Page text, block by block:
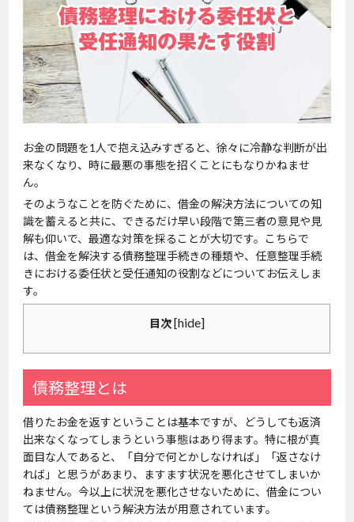
お金の問題を1人で抱え込みすぎると、徐々に冷静な判断が出
来なくなり、時に最悪の事態を招くことにもなりかねませ
ん。
そのようなことを防ぐために、借金の解決方法についての知
識を蓄えると共に、できるだけ早い段階で第三者の意見や見
解も仰いで、最適な対策を採ることが大切です。こちらで
は、借金を解決する債務整理手続きの種類や、任意整理手続
きにおける委任状と受任通知の役割などについてお伝えしま
す。
目次[hide]
債務整理とは
借りたお金を返すということは基本ですが、どうしても返済
出来なくなってしまうという事態はあり得ます。特に根が真
面目な人であると、「自分で何とかしなければ」「返さなけ
れば」と思うがあまり、ますます状況を悪化させてしまいか
ねません。今以上に状況を悪化させないために、借金につい
ては債務整理という解決方法が用意されています。